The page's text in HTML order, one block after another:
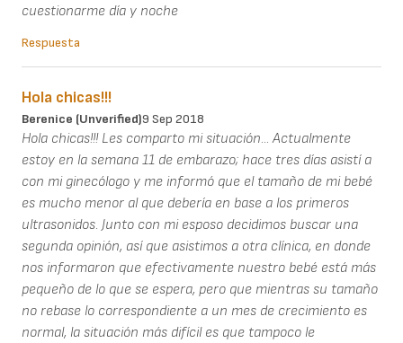
cuestionarme día y noche
Respuesta
Hola chicas!!!
Berenice (unverified)9 Sep 2018
Hola chicas!!! Les comparto mi situación... Actualmente
estoy en la semana 11 de embarazo; hace tres días asistí a
con mi ginecólogo y me informó que el tamaño de mi bebé
es mucho menor al que debería en base a los primeros
ultrasonidos. Junto con mi esposo decidimos buscar una
segunda opinión, así que asistimos a otra clínica, en donde
nos informaron que efectivamente nuestro bebé está más
pequeño de lo que se espera, pero que mientras su tamaño
no rebase lo correspondiente a un mes de crecimiento es
normal, la situación más difícil es que tampoco le